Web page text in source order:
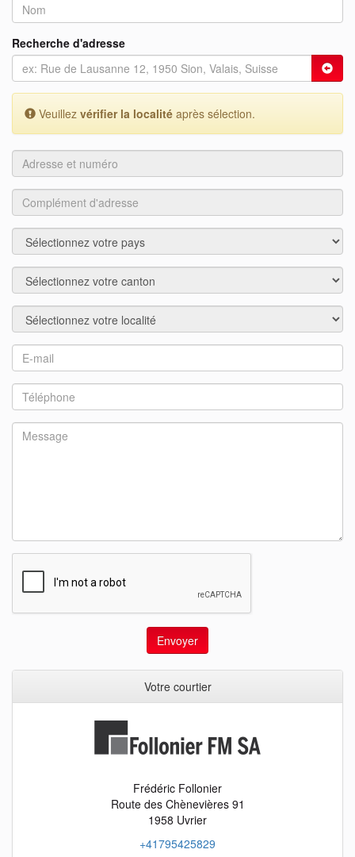
Recherche d'adresse
Veuillez vérifier la localité après sélection.
Adresse
et
numéro
Complément
d'adresse
Pays
Région
Localité
Envoyer
Votre courtier
Frédéric Follonier
Route des Chènevières 91
1958 Uvrier
+41795425829